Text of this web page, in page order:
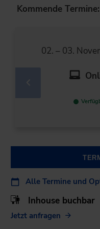
Kommende Termine:
02. – 03.
Alle Termine und
Inhouse buchbar
Jetzt anfragen